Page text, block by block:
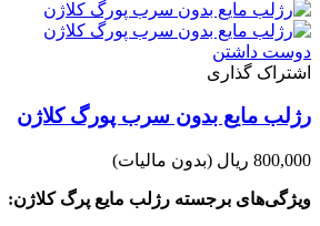
دوست داشتن
اشتراک گذاری
رژلب مایع بدون سرب پورگ کلاژن
800,000 ریال (بدون مالیات)
ویژگی‌های برجسته رژلب مایع پرگ کلاژن: